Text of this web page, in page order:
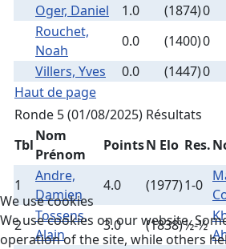
Oger, Daniel
1.0 (1874)0
Rouchet,
Noah
0.0 (1400)0
Villers, Yves
0.0 (1447)0
Haut de page
Ronde 5 (01/08/2025) Résultats
Tbl
Nom
Prénom
PointsN Elo Res.
1
Andre,
Damien
4.0 (1977)1-0
2
Tossens,
Alain
3.0 (1838)½-½
We use cookies
We use cookies on our website.
operation of the site, while others